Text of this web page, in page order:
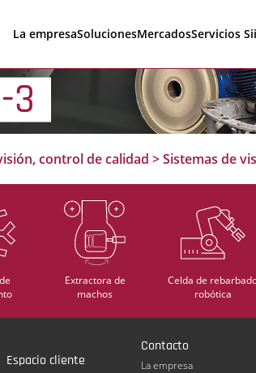
La empresaSolucionesMercadosServicios
3
control de calidad >Sistemas de
Extractora de
machos
Celda de
robótica
Espacio cliente
Contacto
La empresa